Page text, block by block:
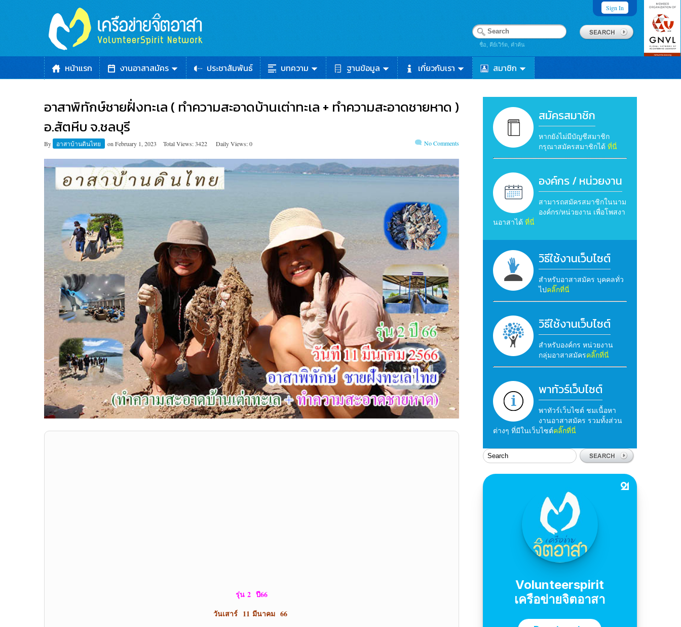
Sign In
ชื่อ, คีย์เวิร์ด, คำค้น
หน้าแรก งานอาสาสมัคร ประชาสัมพันธ์ บทความ ฐานข้อมูล เกี่ยวกับเรา สมาชิก
อาสาพิทักษ์ชายฝั่งทะเล ( ทำความสะอาดบ้านเต่าทะเล + ทำความสะอาดชายหาด )
อ.สัตหีบ จ.ชลบุรี
By อาสาบ้านดินไทย on February 1, 2023 Total Views: 3422 Daily Views: 0 No Comments
รุ่น 2 ปี66
วันเสาร์ 11 มีนาคม 66
สมัครสมาชิก
หากยังไม่มีบัญชีสมาชิก
กรุณาสมัครสมาชิกได้ ที่นี่
องค์กร / หน่วยงาน
สามารถสมัครสมาชิกในนาม
องค์กร/หน่วยงาน เพื่อโพสงา
นอาสาได้ ที่นี่
วิธีใช้งานเว็บไซต์
สำหรับอาสาสมัคร บุคคลทั่ว
ไปคลิ๊กที่นี่
วิธีใช้งานเว็บไซต์
สำหรับองค์กร หน่วยงาน
กลุ่มอาสาสมัครคลิ๊กที่นี่
พาทัวร์เว็บไซต์
พาทัวร์เว็บไซต์ ชมเนื้อหา
งานอาสาสมัคร รวมทั้งส่วน
ต่างๆ ที่มีในเว็บไซต์คลิ๊กที่นี่